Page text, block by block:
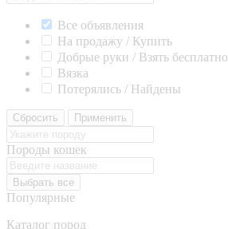
Все объявления
На продажу / Купить
Добрые руки / Взять бесплатно
Вязка
Потерялись / Найдены
Сбросить Применить
Породы кошек
Выбрать все
Популярные
Каталог пород